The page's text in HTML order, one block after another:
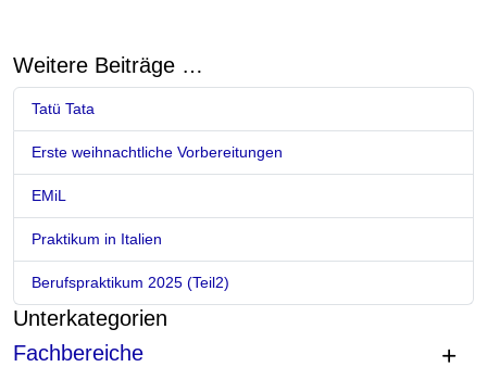
Weitere Beiträge …
Tatü Tata
Erste weihnachtliche Vorbereitungen
EMiL
Praktikum in Italien
Berufspraktikum 2025 (Teil2)
Unterkategorien
Fachbereiche